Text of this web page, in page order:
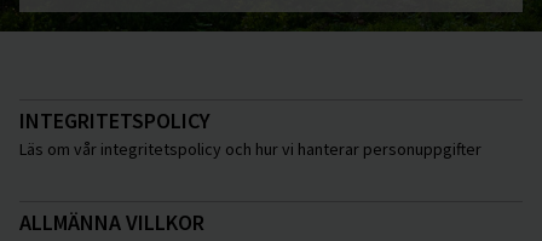
INTEGRITETSPOLICY
Läs om vår integritetspolicy och hur vi hanterar personuppgifter
ALLMÄNNA VILLKOR